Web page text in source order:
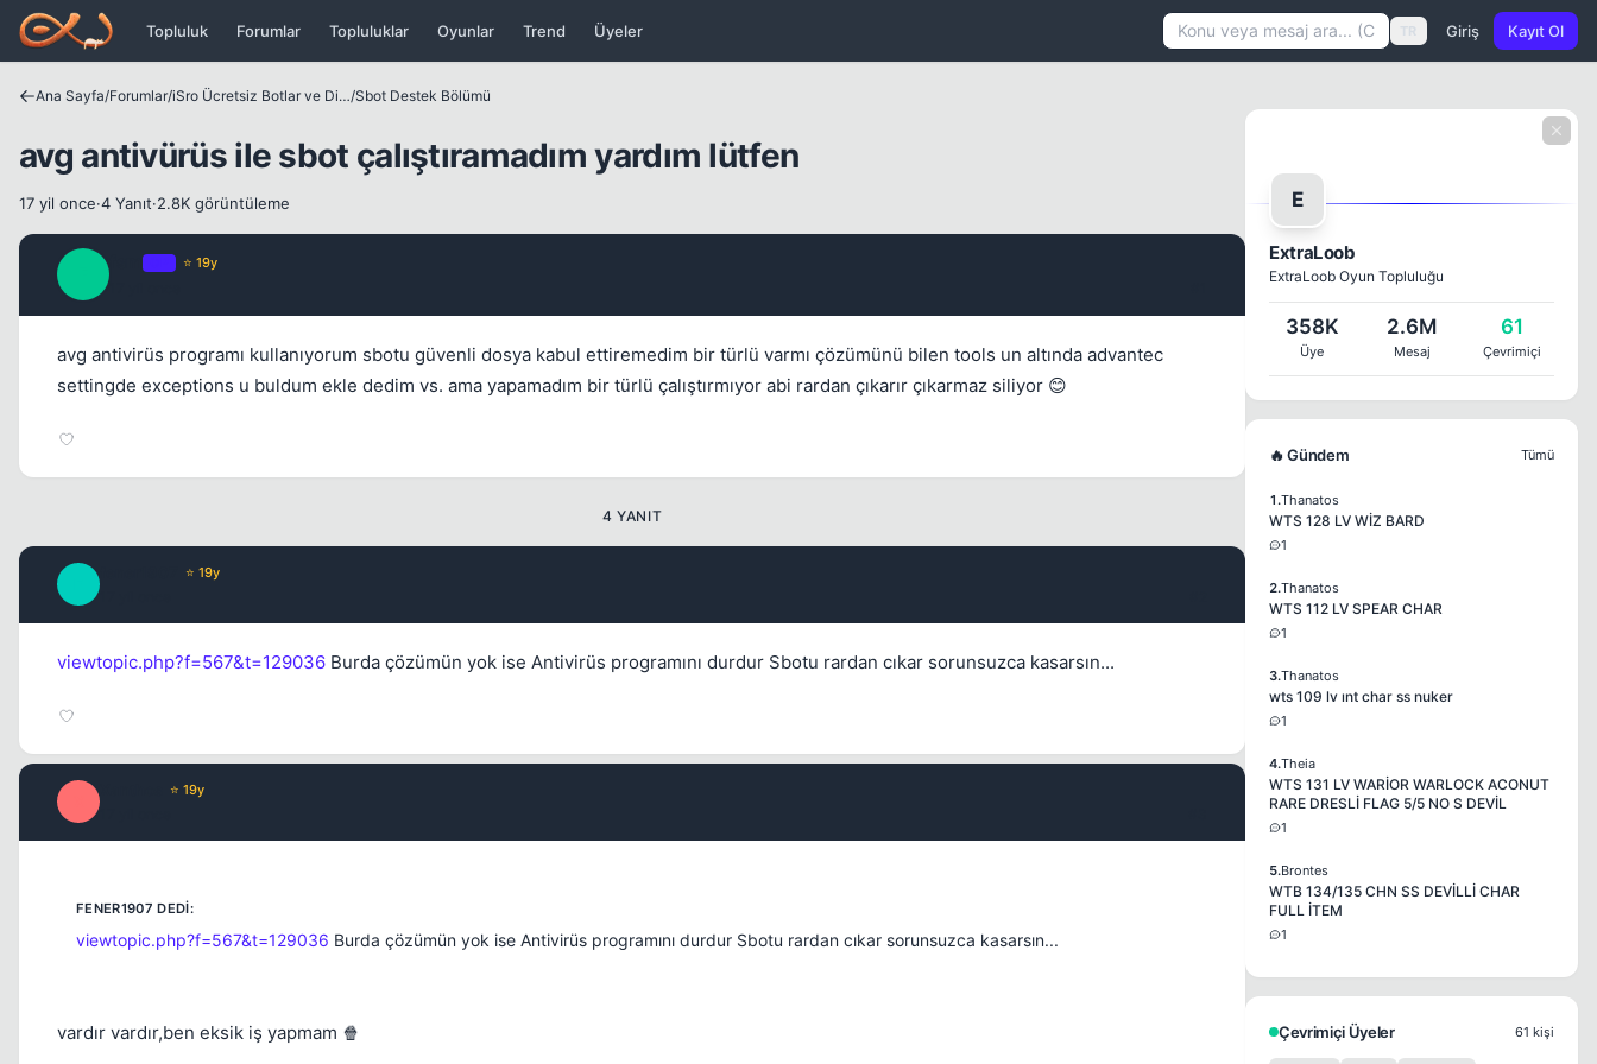
Icerige atla
Topluluk Forumlar Topluluklar Oyunlar Trend Üyeler TR Giriş Kayıt Ol
Ana Sayfa/Forumlar/ iSro Ücretsiz Botlar ve Diğer Programlar/Sbot Destek Bölümü
avg antivürüs ile sbot çalıştıramadım yardım lütfen
17 yil once·4 Yanıt·2.8K görüntüleme
⭐ 19y
avg antivirüs programı kullanıyorum sbotu güvenli dosya kabul ettiremedim bir türlü varmı çözümünü bilen tools un altında advantec
settingde exceptions u buldum ekle dedim vs. ama yapamadım bir türlü çalıştırmıyor abi rardan çıkarır çıkarmaz siliyor 😊
4 YANIT
⭐ 19y
viewtopic.php?f=567&t=129036 Burda çözümün yok ise Antivirüs programını durdur Sbotu rardan cıkar sorunsuzca kasarsın...
⭐ 19y
viewtopic.php?f=567&t=129036 Burda çözümün yok ise Antivirüs programını durdur Sbotu rardan cıkar sorunsuzca kasarsın...
vardır vardır,ben eksik iş yapmam 🍿
Kapat
E
ExtraLoob
ExtraLoob Oyun Topluluğu
358K
Üye
2.6M
Mesaj
61
Çevrimiçi
🔥 Gündem Tümü
1.Thanatos
WTS 128 LV WİZ BARD
1
2.Thanatos
WTS 112 LV SPEAR CHAR
1
3.Thanatos
wts 109 lv ınt char ss nuker
1
4.Theia
WTS 131 LV WARİOR WARLOCK ACONUT
RARE DRESLİ FLAG 5/5 NO S DEVİL
1
5.Brontes
WTB 134/135 CHN SS DEVİLLİ CHAR
FULL İTEM
1
Çevrimiçi Üyeler 61 kişi